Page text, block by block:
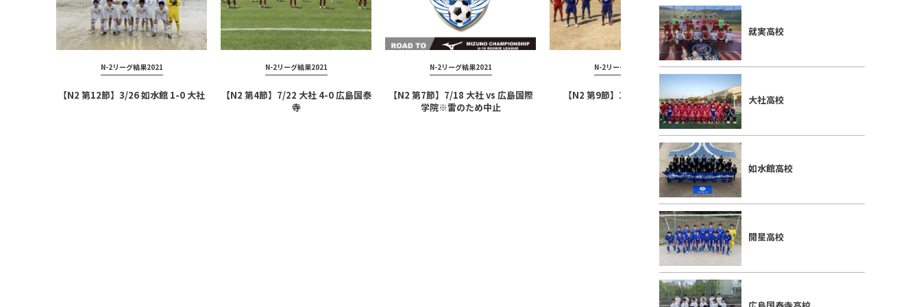
N-2リーグ結果2021
【N2 第12節】3/26 如水館 1-0 大社
N-2リーグ結果2021
【N2 第4節】7/22 大社 4-0 広島国泰
寺
N-2リーグ結果2021
【N2 第7節】7/18 大社 vs 広島国際
学院※雷のため中止
N-2リーグ結果2021
【N2 第9節】10/9 開星 1-0 境
N-2リーグ結果2021
【N2 第5節】11/6 広島国際学院 3-1
如水館
就実高校
大社高校
如水館高校
開星高校